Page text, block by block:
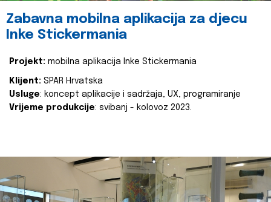
Zabavna mobilna aplikacija za djecu
Inke Stickermania
Projekt: mobilna aplikacija Inke Stickermania
Klijent: SPAR Hrvatska
Usluge: koncept aplikacije i sadržaja, UX, programiranje
Vrijeme produkcije: svibanj - kolovoz 2023.